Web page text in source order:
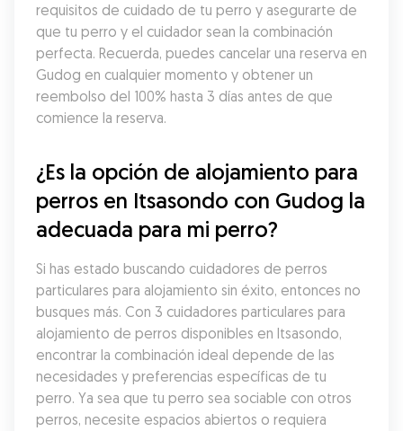
requisitos de cuidado de tu perro y asegurarte de
que tu perro y el cuidador sean la combinación
perfecta. Recuerda, puedes cancelar una reserva en
Gudog en cualquier momento y obtener un
reembolso del 100% hasta 3 días antes de que
comience la reserva.
¿Es la opción de alojamiento para
perros en Itsasondo con Gudog la
adecuada para mi perro?
Si has estado buscando cuidadores de perros
particulares para alojamiento sin éxito, entonces no
busques más. Con 3 cuidadores particulares para
alojamiento de perros disponibles en Itsasondo,
encontrar la combinación ideal depende de las
necesidades y preferencias específicas de tu
perro. Ya sea que tu perro sea sociable con otros
perros, necesite espacios abiertos o requiera